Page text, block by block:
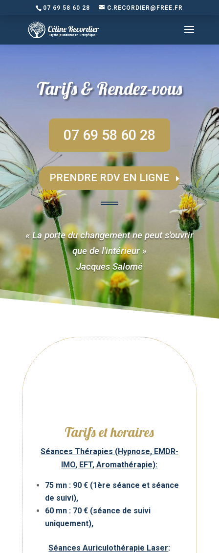
07 69 58 60 28 C.RECORDIER@FREE.FR
Tarifs & Rendez-vous
07 69 58 60 28
PRENDRE RDV EN LIGNE
« La porte du changement ne peut s'ouvrir
que de l'intérieur »
Jacques Salomé
Tarifs et horaires
Séances Thérapies (Hypnose, EMDR-
IMO, EFT, Aromathérapie):
75 mn : 90 € (1ère séance et séance
de suivi),
60 mn : 70€ (séance de suivi
uniquement),
Séances Auriculothérapie Laser: